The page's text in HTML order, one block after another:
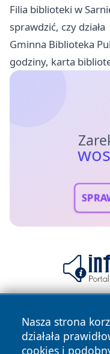
Filia biblioteki w
sprawdzić, czy działa
Gminna Biblioteka
godziny, karta
Nasza strona
działała
cookies i